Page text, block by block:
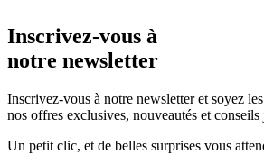
Inscrivez-vous à
notre newsletter
Inscrivez-vous à notre newsletter et soyez
nos offres exclusives, nouveautés et conseils
Un petit clic, et de belles surprises vous